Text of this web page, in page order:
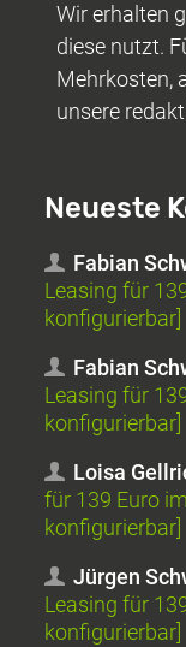
Wir erhalten
diese nutzt.
Mehrkosten,
unsere
Neueste
Fabian
Leasing für
konfigurierbar]
Fabian
Leasing für
konfigurierbar]
Loisa
für 139 Euro
konfigurierbar]
Jürgen
Leasing für
konfigurierbar]